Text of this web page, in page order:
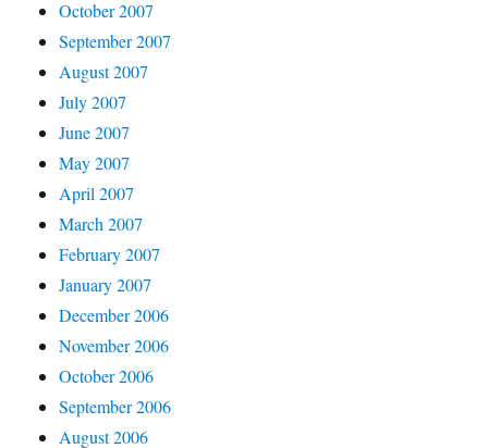
October 2007
September 2007
August 2007
July 2007
June 2007
May 2007
April 2007
March 2007
February 2007
January 2007
December 2006
November 2006
October 2006
September 2006
August 2006